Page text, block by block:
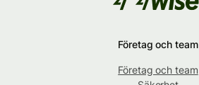
Företag och team
Företag och team